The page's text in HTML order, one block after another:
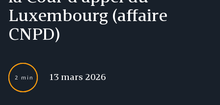
Luxembourg (affaire
CNPD)
2 min 13 mars 2026